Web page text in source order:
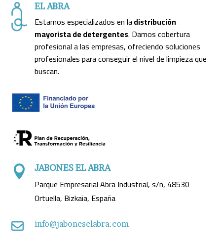
EL ABRA
Estamos especializados en ladistribución
mayorista de detergentes. Damos cobertura
profesional a las empresas, ofreciendo soluciones
profesionales para conseguir el nivel de limpieza que
buscan.
 JABONES EL ABRA
Parque Empresarial Abra Industrial, s/n, 48530
Ortuella, Bizkaia, España
 info@jaboneselabra.com